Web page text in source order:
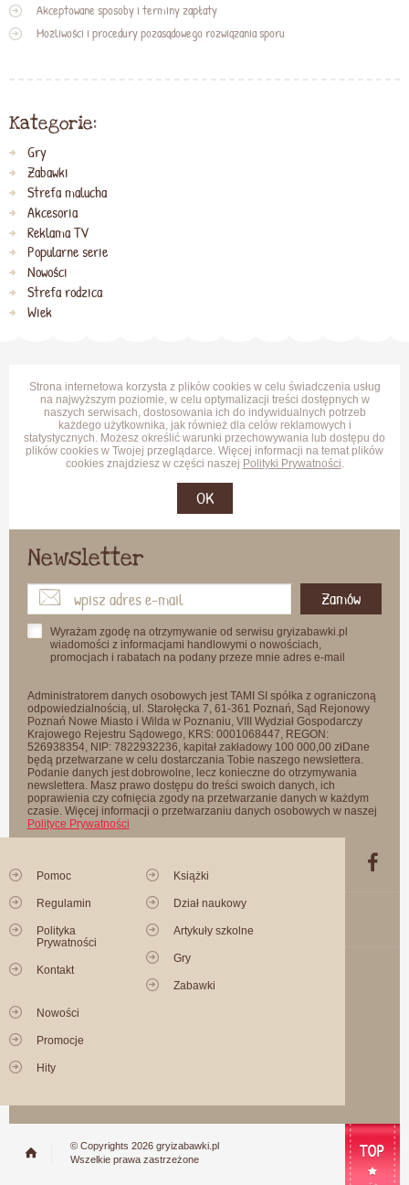
Akceptowane sposoby i terminy zapłaty
Możliwości i procedury pozasądowego rozwiązania sporu
Kategorie:
Gry
Zabawki
Strefa malucha
Akcesoria
Reklama TV
Popularne serie
Nowości
Strefa rodzica
Wiek
Strona internetowa korzysta z plików cookies w celu świadczenia usług
na najwyższym poziomie, w celu optymalizacji treści dostępnych w
naszych serwisach, dostosowania ich do indywidualnych potrzeb
każdego użytkownika, jak również dla celów reklamowych i
statystycznych. Możesz określić warunki przechowywania lub dostępu do
plików cookies w Twojej przeglądarce. Więcej informacji na temat plików
cookies znajdziesz w części naszej Polityki Prywatności.
OK
Newsletter
Zamów
Wyrażam zgodę na otrzymywanie od serwisu gryizabawki.pl
wiadomości z informacjami handlowymi o nowościach,
promocjach i rabatach na podany przeze mnie adres e-mail
Administratorem danych osobowych jest TAMI SI spółka z ograniczoną
odpowiedzialnością, ul. Starołęcka 7, 61-361 Poznań, Sąd Rejonowy
Poznań Nowe Miasto i Wilda w Poznaniu, VIII Wydział Gospodarczy
Krajowego Rejestru Sądowego, KRS: 0001068447, REGON:
526938354, NIP: 7822932236, kapitał zakładowy 100 000,00 złDane
będą przetwarzane w celu dostarczania Tobie naszego newslettera.
Podanie danych jest dobrowolne, lecz konieczne do otrzymywania
newslettera. Masz prawo dostępu do treści swoich danych, ich
poprawienia czy cofnięcia zgody na przetwarzanie danych w każdym
czasie. Więcej informacji o przetwarzaniu danych osobowych w naszej
Polityce Prywatności
Pomoc
Regulamin
Polityka
Prywatności
Kontakt
Książki
Dział naukowy
Artykuły szkolne
Gry
Zabawki
Nowości
Promocje
Hity
© Copyrights 2026 gryizabawki.pl
Wszelkie prawa zastrzeżone